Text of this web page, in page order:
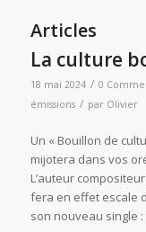
Articles
La culture
18 mai 2024 / 0
émissions / par Olivier
Un « Bouillon de
mijotera dans vos
L’auteur
fera en effet escale
son nouveau single